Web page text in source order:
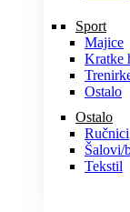
Sport
Majice
Kratke
Ostalo
Ostalo
Ručnici
Šalovi/
Tekstil